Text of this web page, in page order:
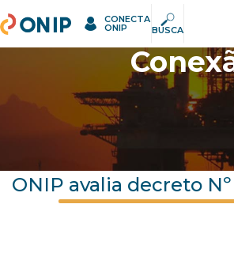
Pesquisar
ONIP CONECTA
ONIP BUSCA
ONIP avalia decreto Nº